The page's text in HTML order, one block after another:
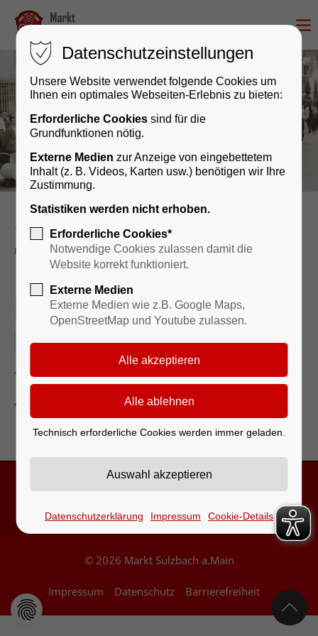
Kultur & Geschichte
Veranstaltungskalender
reader
Kommunalwahl
08.03.2026
Sulzbach
Zurück zur Eventübersicht
© 2026 Markt Sulzbach a.Main
Impressum Datenschutz Barrierefreiheit
Datenschutzeinstellungen
Unsere Website verwendet folgende Cookies um
Ihnen ein optimales Webseiten-Erlebnis zu bieten:
Erforderliche Cookies sind für die
Grundfunktionen nötig.
Externe Medien zur Anzeige von eingebettetem
Inhalt (z. B. Videos, Karten usw.) benötigen wir Ihre
Zustimmung.
Statistiken werden nicht erhoben.
Erforderliche Cookies*
Notwendige Cookies zulassen damit die
Website korrekt funktioniert.
Externe Medien
Externe Medien wie z.B. Google Maps,
OpenStreetMap und Youtube zulassen.
Technisch erforderliche Cookies werden immer geladen.
Datenschutzerklärung Impressum Cookie-Details